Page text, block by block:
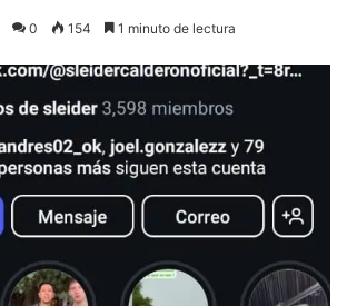
0 154 1 minuto de lectura